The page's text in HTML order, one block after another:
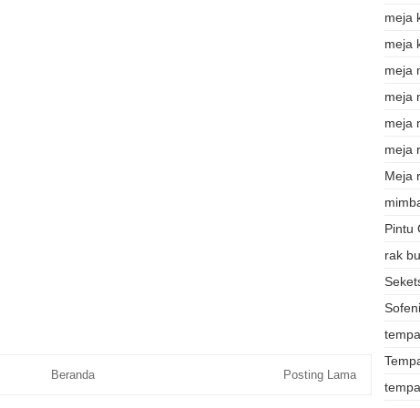
Posting Lama
Beranda
meja
meja
meja
meja
meja
meja
Meja
Pintu
rak